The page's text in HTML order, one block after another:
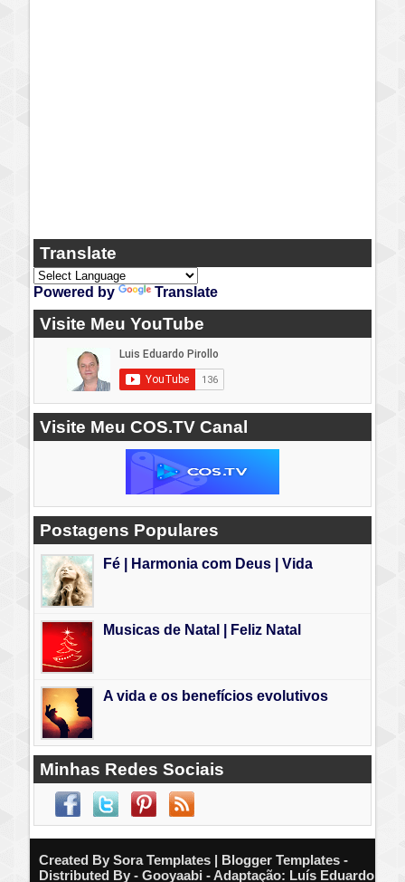
Translate
Powered by Translate
Visite Meu YouTube
Visite Meu COS.TV Canal
Postagens Populares
Fé | Harmonia com Deus | Vida
Musicas de Natal | Feliz Natal
A vida e os benefícios evolutivos
Minhas Redes Sociais
Created By Sora Templates | Blogger Templates -
Distributed By - Gooyaabi - Adaptação: Luís Eduardo